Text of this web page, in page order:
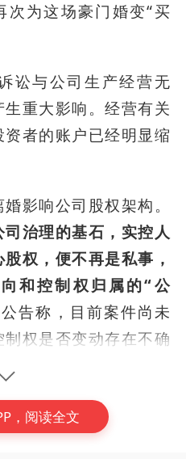
为这场豪门婚变“买
讼与公司生产经营无
重大影响。经营有关
者的账户已经明显缩
影响公司股权架构。
治理的基石，实控人
权，便不再是私事，
和控制权归属的“公
告称，目前案件尚未
权是否变动存在不确
是实控人通过离婚实
已明令不得以离婚等
，阅读全文